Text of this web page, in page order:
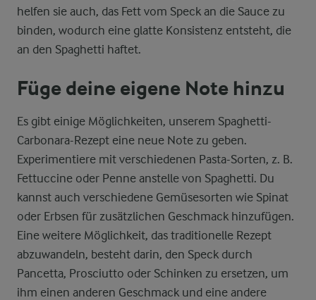
helfen sie auch, das Fett vom Speck an die Sauce zu
binden, wodurch eine glatte Konsistenz entsteht, die
an den Spaghetti haftet.
Füge deine eigene Note hinzu
Es gibt einige Möglichkeiten, unserem Spaghetti-
Carbonara-Rezept eine neue Note zu geben.
Experimentiere mit verschiedenen Pasta-Sorten, z. B.
Fettuccine oder Penne anstelle von Spaghetti. Du
kannst auch verschiedene Gemüsesorten wie Spinat
oder Erbsen für zusätzlichen Geschmack hinzufügen.
Eine weitere Möglichkeit, das traditionelle Rezept
abzuwandeln, besteht darin, den Speck durch
Pancetta, Prosciutto oder Schinken zu ersetzen, um
ihm einen anderen Geschmack und eine andere